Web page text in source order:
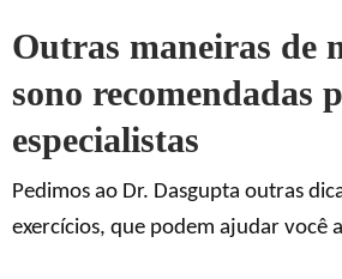
Outras maneiras de
sono recomendadas
especialistas
Pedimos ao Dr. Dasgupta outras
exercícios, que podem ajudar você